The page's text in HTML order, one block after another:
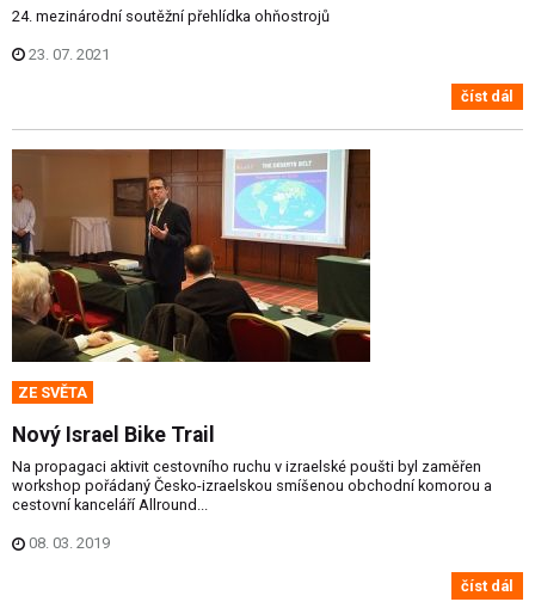
24. mezinárodní soutěžní přehlídka ohňostrojů
23. 07. 2021
číst dál
ZE SVĚTA
Nový Israel Bike Trail
Na propagaci aktivit cestovního ruchu v izraelské poušti byl zaměřen
workshop pořádaný Česko-izraelskou smíšenou obchodní komorou a
cestovní kanceláří Allround...
08. 03. 2019
číst dál